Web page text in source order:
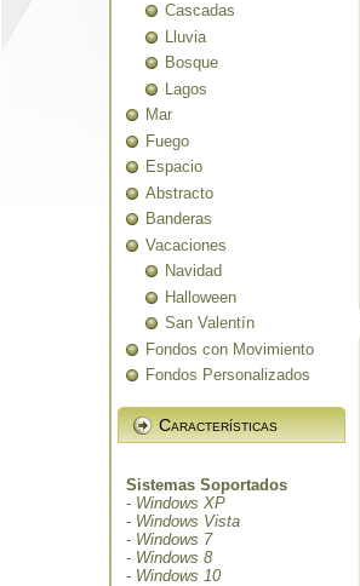
Cascadas
Lluvia
Bosque
Lagos
Mar
Fuego
Espacio
Abstracto
Banderas
Vacaciones
Navidad
Halloween
San Valentín
Fondos con Movimiento
Fondos Personalizados
Características
Sistemas Soportados
- Windows XP
- Windows Vista
- Windows 7
- Windows 8
- Windows 10